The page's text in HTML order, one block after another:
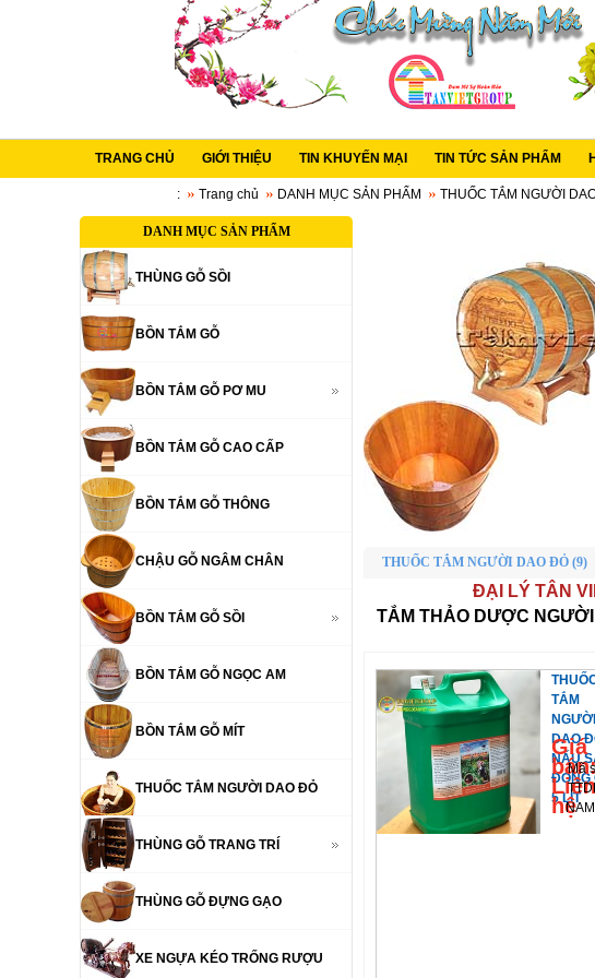
TRANG CHỦ GIỚI THIỆU TIN KHUYẾN MẠI TIN TỨC SẢN PHẨM
: Trang chủ DANH MỤC SẢN PHẨM THUỐC TẮM NGƯỜI
DANH MỤC SẢN PHẨM
THÙNG GỖ SỒI
BỒN TẮM GỖ
BỒN TẮM GỖ PƠ MU
BỒN TẮM GỖ CAO CẤP
BỒN TẮM GỖ THÔNG
CHẬU GỖ NGÂM CHÂN
BỒN TẮM GỖ SỒI
BỒN TẮM GỖ NGỌC AM
BỒN TẮM GỖ MÍT
THUỐC TẮM NGƯỜI DAO ĐỎ
THÙNG GỖ TRANG TRÍ
THÙNG GỖ ĐỰNG GẠO
XE NGỰA KÉO TRỐNG RƯỢU
THUỐC TẮM NGƯỜI DAO ĐỎ (9)
ĐẠI LÝ TÂN
TẮM THẢO DƯỢC
TẮM
NGƯỜI
DAO
NẤU
ĐÓNG
5 LÍT
Giá
Liên
hệ
Mã